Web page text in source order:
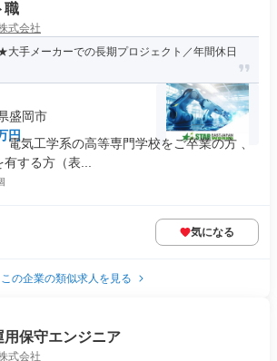
職
式会社
大手メーカーでの長期プロジェクト／年間休日
盛岡市
円
電気工学系の高等専門学校をご卒業の方 、
する方（表...
気になる
この企業の類似求人を見る
保守エンジニア
式会社